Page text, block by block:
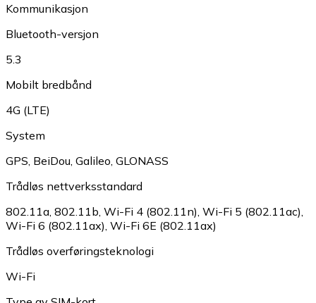
Kommunikasjon
Bluetooth-versjon
5.3
Mobilt bredbånd
4G (LTE)
System
GPS BeiDou Galileo GLONASS
Trådløs nettverksstandard
802.11a 802.11b Wi-Fi 4 (802.11n) Wi-Fi 5 (802.11ac)
Wi-Fi 6 (802.11ax) Wi-Fi 6E (802.11ax)
Trådløs overføringsteknologi
Wi-Fi